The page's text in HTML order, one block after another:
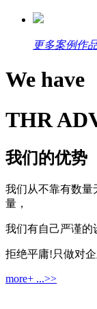
更多案例作
We have
THR
我们的优势
我们从不靠有数量
量，
我们有自己严谨的
拒绝平庸!只做对
more+ ...>>